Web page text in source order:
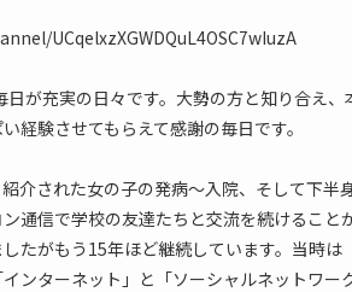
UCqelxzXGWDQuL4OSC7wIuzA
が充実の日々です。大勢の方と知り合え
経験させてもらえて感謝の毎日です。
介された女の子の発病〜入院、そして下半
通信で学校の友達たちと交流を続けること
たがもう15年ほど継続しています。当時は
ンターネット」と「ソーシャルネットワー